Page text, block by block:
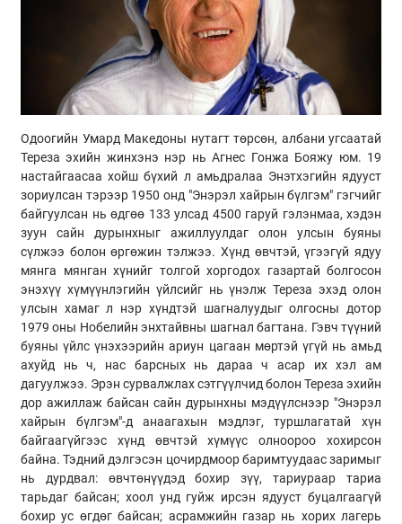
Одоогийн Умард Македоны нутагт төрсөн, албани угсаатай
Тереза эхийн жинхэнэ нэр нь Агнес Гонжа Бояжу юм. 19
настайгаасаа хойш бүхий л амьдралаа Энэтхэгийн ядууст
зориулсан тэрээр 1950 онд "Энэрэл хайрын бүлгэм" гэгчийг
байгуулсан нь өдгөө 133 улсад 4500 гаруй гэлэнмаа, хэдэн
зуун сайн дурынхныг ажиллуулдаг олон улсын буяны
сүлжээ болон өргөжин тэлжээ. Хүнд өвчтэй, үгээгүй ядуу
мянга мянган хүнийг толгой хоргодох газартай болгосон
энэхүү хүмүүнлэгийн үйлсийг нь үнэлж Тереза эхэд олон
улсын хамаг л нэр хүндтэй шагналуудыг олгосны дотор
1979 оны Нобелийн энхтайвны шагнал багтана. Гэвч түүний
буяны үйлс үнэхээрийн ариун цагаан мөртэй үгүй нь амьд
ахуйд нь ч, нас барсных нь дараа ч асар их хэл ам
дагуулжээ. Эрэн сурвалжлах сэтгүүлчид болон Тереза эхийн
дор ажиллаж байсан сайн дурынхны мэдүүлснээр "Энэрэл
хайрын бүлгэм"-д анаагахын мэдлэг, туршлагатай хүн
байгаагүйгээс хүнд өвчтэй хүмүүс олноороо хохирсон
байна. Тэдний дэлгэсэн цочирдмоор баримтуудаас заримыг
нь дурдвал: өвчтөнүүдэд бохир зүү, тариураар тариа
тарьдаг байсан; хоол унд гуйж ирсэн ядууст буцалгаагүй
бохир ус өгдөг байсан; асрамжийн газар нь хорих лагерь